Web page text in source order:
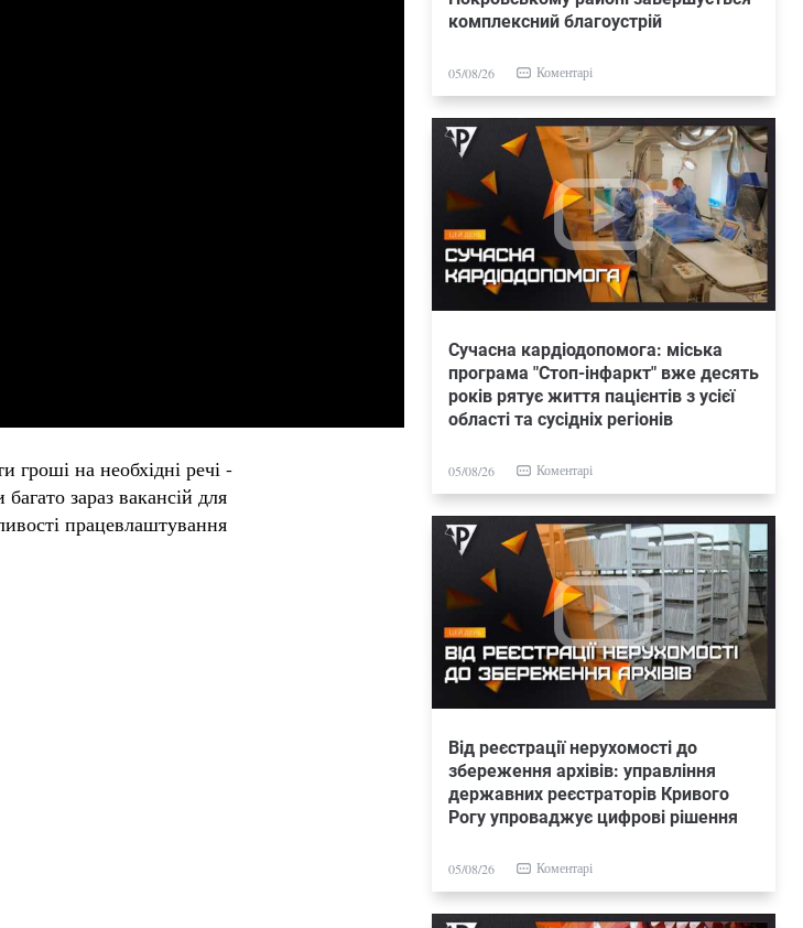
гроші на необхідні речі -
зараз вакансій для
працевлаштування
комплексний благоустрій
05/08/26 Коментарі
Сучасна кардіодопомога: міська
програма "Стоп-інфаркт" вже десять
років рятує життя пацієнтів з усієї
області та сусідніх регіонів
05/08/26 Коментарі
Від реєстрації нерухомості до
збереження архівів: управління
державних реєстраторів Кривого
Рогу упроваджує цифрові рішення
05/08/26 Коментарі